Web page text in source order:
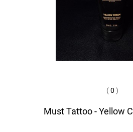
(0 )
Must Tattoo - Yellow